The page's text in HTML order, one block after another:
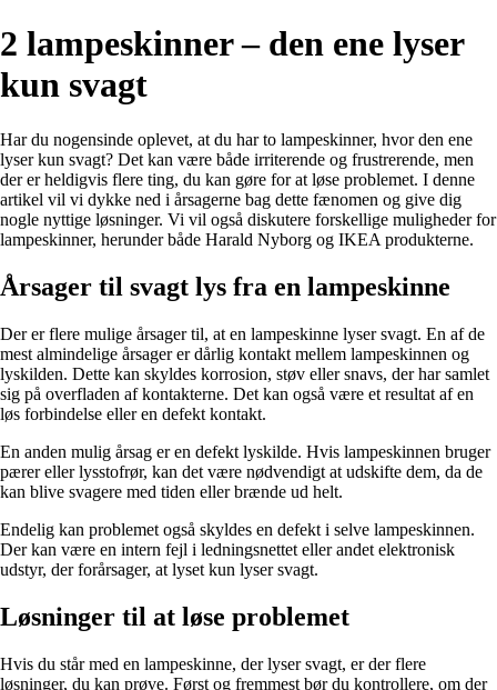
2 lampeskinner – den ene lyser
kun svagt
Har du nogensinde oplevet, at du har to lampeskinner, hvor den ene
lyser kun svagt? Det kan være både irriterende og frustrerende, men
der er heldigvis flere ting, du kan gøre for at løse problemet. I denne
artikel vil vi dykke ned i årsagerne bag dette fænomen og give dig
nogle nyttige løsninger. Vi vil også diskutere forskellige muligheder for
lampeskinner, herunder både Harald Nyborg og IKEA produkterne.
Årsager til svagt lys fra en lampeskinne
Der er flere mulige årsager til, at en lampeskinne lyser svagt. En af de
mest almindelige årsager er dårlig kontakt mellem lampeskinnen og
lyskilden. Dette kan skyldes korrosion, støv eller snavs, der har samlet
sig på overfladen af kontakterne. Det kan også være et resultat af en
løs forbindelse eller en defekt kontakt.
En anden mulig årsag er en defekt lyskilde. Hvis lampeskinnen bruger
pærer eller lysstofrør, kan det være nødvendigt at udskifte dem, da de
kan blive svagere med tiden eller brænde ud helt.
Endelig kan problemet også skyldes en defekt i selve lampeskinnen.
Der kan være en intern fejl i ledningsnettet eller andet elektronisk
udstyr, der forårsager, at lyset kun lyser svagt.
Løsninger til at løse problemet
Hvis du står med en lampeskinne, der lyser svagt, er der flere
løsninger, du kan prøve. Først og fremmest bør du kontrollere, om der